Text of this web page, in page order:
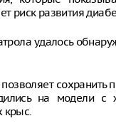
риск развития
удалось
на модели
крыс.